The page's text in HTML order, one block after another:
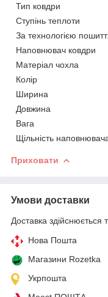
Тип ковдри
Ступінь теплоти
За технологією
Наповнювач ковдри
Матеріал чохла
Колір
Ширина
Довжина
Вага
Щільність
Приховати
Умови доставки
Доставка здійснюється
Нова Пошта
Магазини Rozetka
Укрпошта